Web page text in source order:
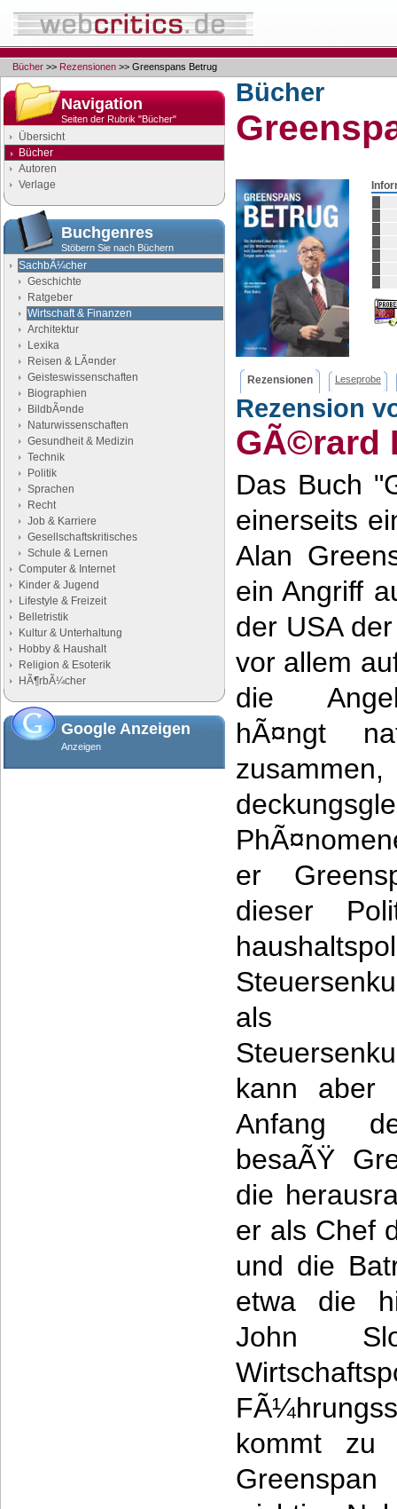
Bücher >> Rezensionen >> Greenspans Betrug
Navigation
Seiten der Rubrik "Bücher"
Übersicht
Bücher
Autoren
Verlage
Buchgenres
Stöbern Sie nach Büchern
SachbÃ¼cher
Geschichte
Ratgeber
Wirtschaft & Finanzen
Architektur
Lexika
Reisen & LÃ¤nder
Geisteswissenschaften
Biographien
BildbÃ¤nde
Naturwissenschaften
Gesundheit & Medizin
Technik
Politik
Sprachen
Recht
Job & Karriere
Gesellschaftskritisches
Schule & Lernen
Computer & Internet
Kinder & Jugend
Lifestyle & Freizeit
Belletristik
Kultur & Unterhaltung
Hobby & Haushalt
Religion & Esoterik
HÃ¶rbÃ¼cher
Google Anzeigen
Anzeigen
Bücher
Rezensionen Leseprobe
Rezension
GÃ©rard
Das Buch
einerseits
Alan
ein Angriff
der USA
vor allem
die
hÃ¤ngt
er
dieser
als
kann aber
Anfang
besaÃŸ
die
er als Chef
und die
etwa die
John
kommt zu